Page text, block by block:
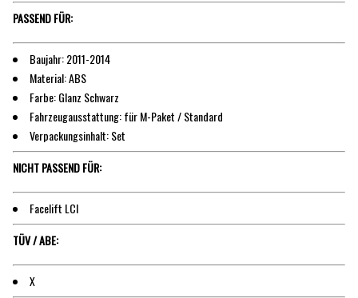
PASSEND FÜR:
Baujahr: 2011-2014
Material: ABS
Farbe: Glanz Schwarz
Fahrzeugausstattung: für M-Paket / Standard
Verpackungsinhalt: Set
NICHT PASSEND FÜR:
Facelift LCI
TÜV / ABE:
X